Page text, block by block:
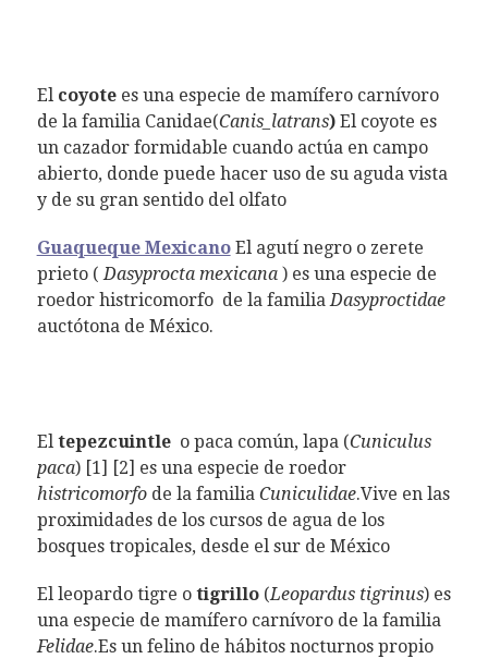
Elcoyotees una especie de mamífero carnívoro
de la familia Canidae(Canis_latrans) El coyote es
un cazador formidable cuando actúa en campo
abierto, donde puede hacer uso de su aguda vista
y de su gran sentido del olfato
Guaqueque MexicanoEl agutí negro o zerete
prieto ( Dasyprocta mexicana) es una especie de
roedor histricomorfo de la familiaDasyproctidae
auctótona de México.
El tepezcuintleo paca común, lapa (Cuniculus
paca) [1] [2] es una especie de roedor
histricomorfode la familia Cuniculidae.Vive en las
proximidades de los cursos de agua de los
bosques tropicales, desde el sur de México
El leopardo tigre o tigrillo(Leopardus tigrinus) es
una especie de mamífero carnívoro de la familia
Felidae.Es un felino de hábitos nocturnos propio